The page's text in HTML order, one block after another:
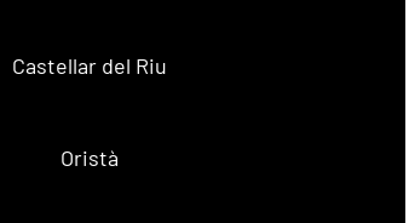
Castellar del Riu
Oristà